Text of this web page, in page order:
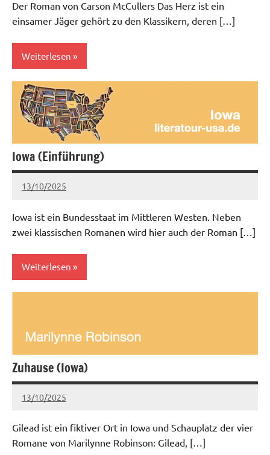
Der Roman von Carson McCullers Das Herz ist ein
einsamer Jäger gehört zu den Klassikern, deren […]
Weiterlesen
Aktuell
Iowa (Einführung)
13/10/2025
admin
Keine
Iowa ist ein Bundesstaat im Mittleren Westen. Neben
zwei klassischen Romanen wird hier auch der Roman […]
Weiterlesen
Zuhause (Iowa)
13/10/2025
admin
Keine
Gilead ist ein fiktiver Ort in Iowa und Schauplatz der vier
Romane von Marilynne Robinson: Gilead, […]